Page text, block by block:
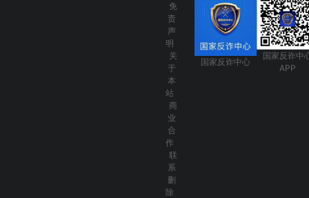
免
责
声
明
关
于
本
站
商
业
合
作
联
系
删
除
国家反诈中心
国家反诈中
APP